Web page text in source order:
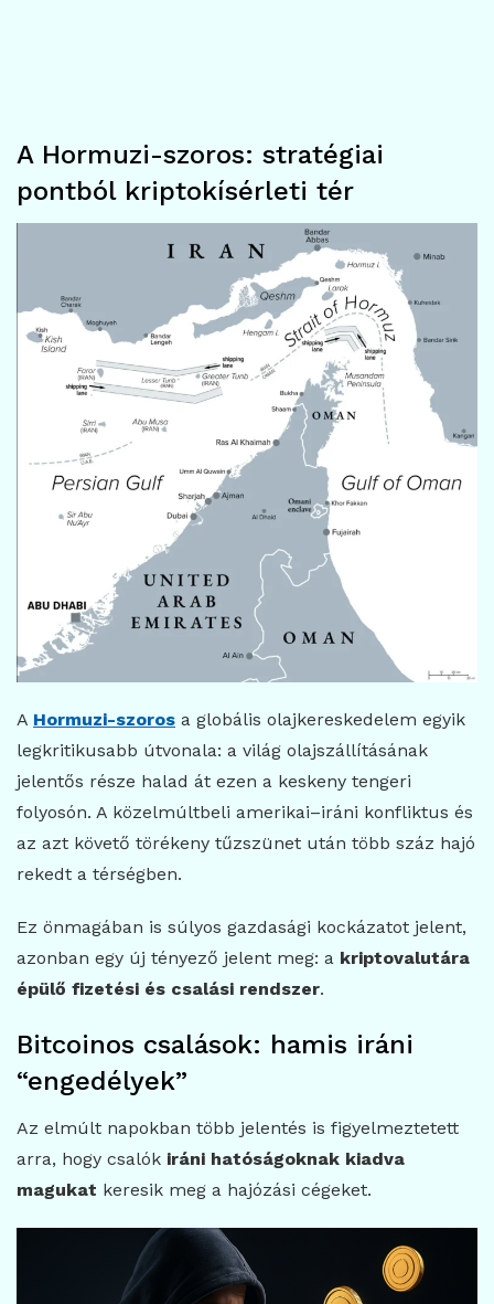
A Hormuzi-szoros: stratégiai
pontból kriptokísérleti tér
A Hormuzi-szoros a globális olajkereskedelem egyik
legkritikusabb útvonala: a világ olajszállításának
jelentős része halad át ezen a keskeny tengeri
folyosón. A közelmúltbeli amerikai–iráni konfliktus és
az azt követő törékeny tűzszünet után több száz hajó
rekedt a térségben.
Ez önmagában is súlyos gazdasági kockázatot jelent,
azonban egy új tényező jelent meg: a kriptovalutára
épülő fizetési és csalási rendszer.
Bitcoinos csalások: hamis iráni
“engedélyek”
Az elmúlt napokban több jelentés is figyelmeztetett
arra, hogy csalók iráni hatóságoknak kiadva
magukat keresik meg a hajózási cégeket.